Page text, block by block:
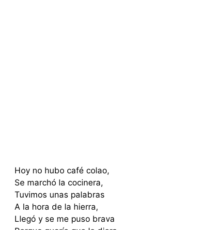
Hoy no hubo café colao,
Se marchó la cocinera,
Tuvimos unas palabras
A la hora de la hierra,
Llegó y se me puso brava